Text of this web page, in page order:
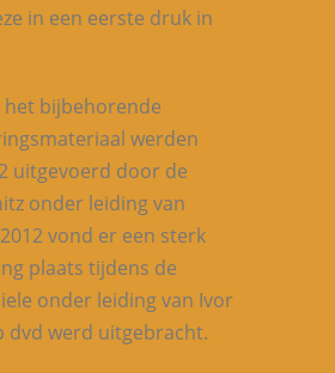
in een eerste druk in
bijbehorende
werden
uitgevoerd door de
onder leiding van
vond er een sterk
plaats tijdens de
onder leiding van Ivor
dvd werd uitgebracht.